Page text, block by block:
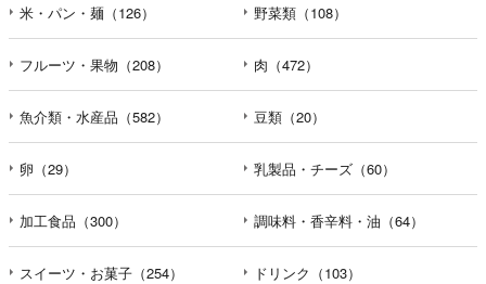
米・パン・麺（126） 野菜類（108）
フルーツ・果物（208） 肉（472）
魚介類・水産品（582） 豆類（20）
卵（29） 乳製品・チーズ（60）
加工食品（300） 調味料・香辛料・油（64）
スイーツ・お菓子（254） ドリンク（103）